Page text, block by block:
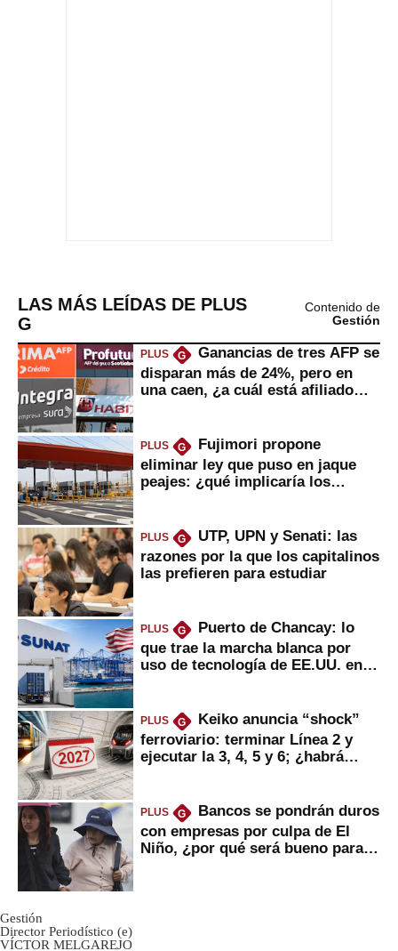
LAS MÁS LEÍDAS DE PLUS
G
Contenido de
Gestión
PLUS G
Ganancias de tres AFP se
disparan más de 24%, pero en
una caen, ¿a cuál está afiliado
PLUS G
Fujimori propone
eliminar ley que puso en jaque
peajes: ¿qué implicaría los
PLUS G
UTP, UPN y Senati: las
razones por la que los capitalinos
las prefieren para estudiar
PLUS G
Puerto de Chancay: lo
que trae la marcha blanca por
uso de tecnología de EE.UU. en
PLUS G
Keiko anuncia “shock”
ferroviario: terminar Línea 2 y
ejecutar la 3, 4, 5 y 6; ¿habrá
PLUS G
Bancos se pondrán duros
con empresas por culpa de El
Niño, ¿por qué será bueno para
Gestión
Director Periodístico (e)
VÍCTOR MELGAREJO